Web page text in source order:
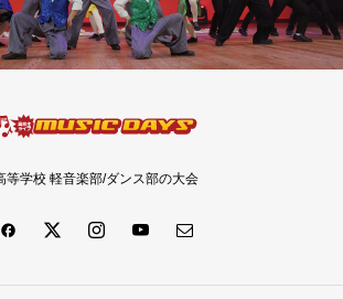
等学校 軽音楽部/ダンス部の大会